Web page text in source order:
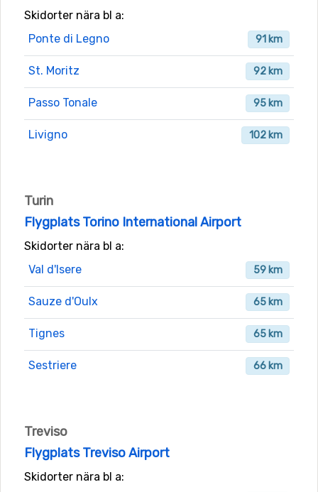
Skidorter nära bl a:
Ponte di Legno
91 km
St. Moritz 92 km
Passo Tonale 95 km
Livigno 102 km
Turin
Flygplats Torino International Airport
Skidorter nära bl a:
Val d'Isere
59 km
Sauze d'Oulx 65 km
Tignes 65 km
Sestriere 66 km
Treviso
Flygplats Treviso Airport
Skidorter nära bl a: